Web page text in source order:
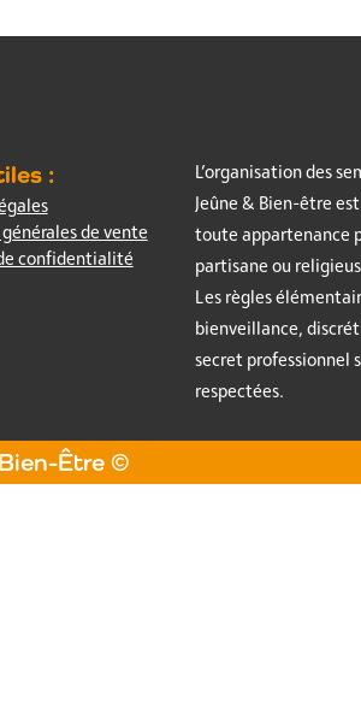
:
de vente
confidentialité
L’organisation des
Jeûne & Bien-être
toute appartenance
partisane ou
Les règles
bienveillance,
secret professionnel
respectées.
Être ©